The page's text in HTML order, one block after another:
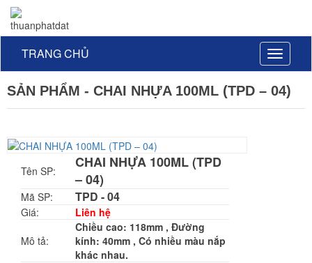
Toggle
TRANG CHỦ
SẢN PHẨM - CHAI NHỰA 100ML (TPD – 04)
Tên SP:
CHAI NHỰA 100ML (TPD
– 04)
Mã SP: TPD - 04
Giá: Liên hệ
Mô tả:
Chiều cao: 118mm , Đường
kính: 40mm , Có nhiều màu nắp
khác nhau.